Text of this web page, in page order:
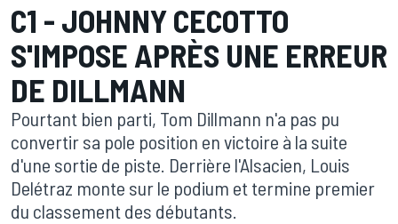
C1 - JOHNNY CECOTTO
S'IMPOSE APRÈS UNE ERREUR
DE DILLMANN
Pourtant bien parti, Tom Dillmann n'a pas pu
convertir sa pole position en victoire à la suite
d'une sortie de piste. Derrière l'Alsacien, Louis
Delétraz monte sur le podium et termine premier
du classement des débutants.